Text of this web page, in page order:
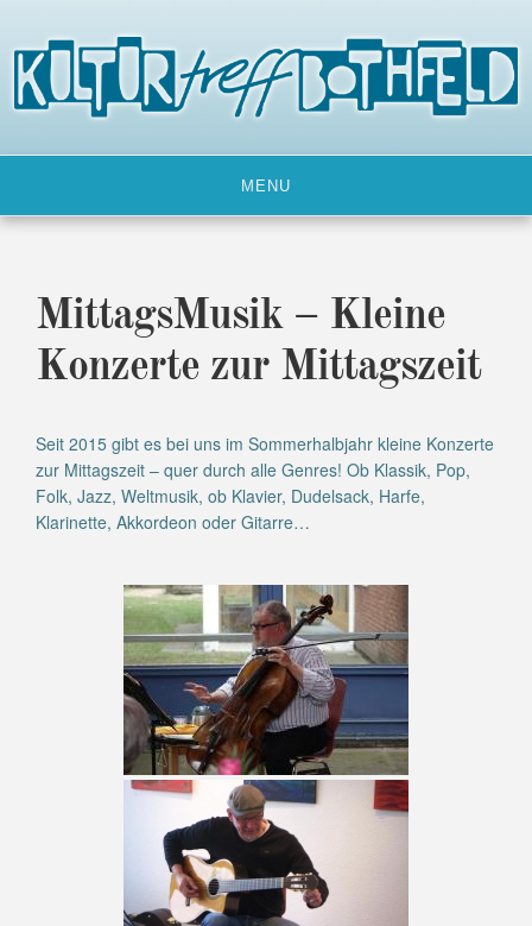
content
MENU
MittagsMusik – Kleine
Konzerte zur Mittagszeit
Seit 2015 gibt es bei uns im Sommerhalbjahr kleine Konzerte
zur Mittagszeit – quer durch alle Genres! Ob Klassik, Pop,
Folk, Jazz, Weltmusik, ob Klavier, Dudelsack, Harfe,
Klarinette, Akkordeon oder Gitarre…